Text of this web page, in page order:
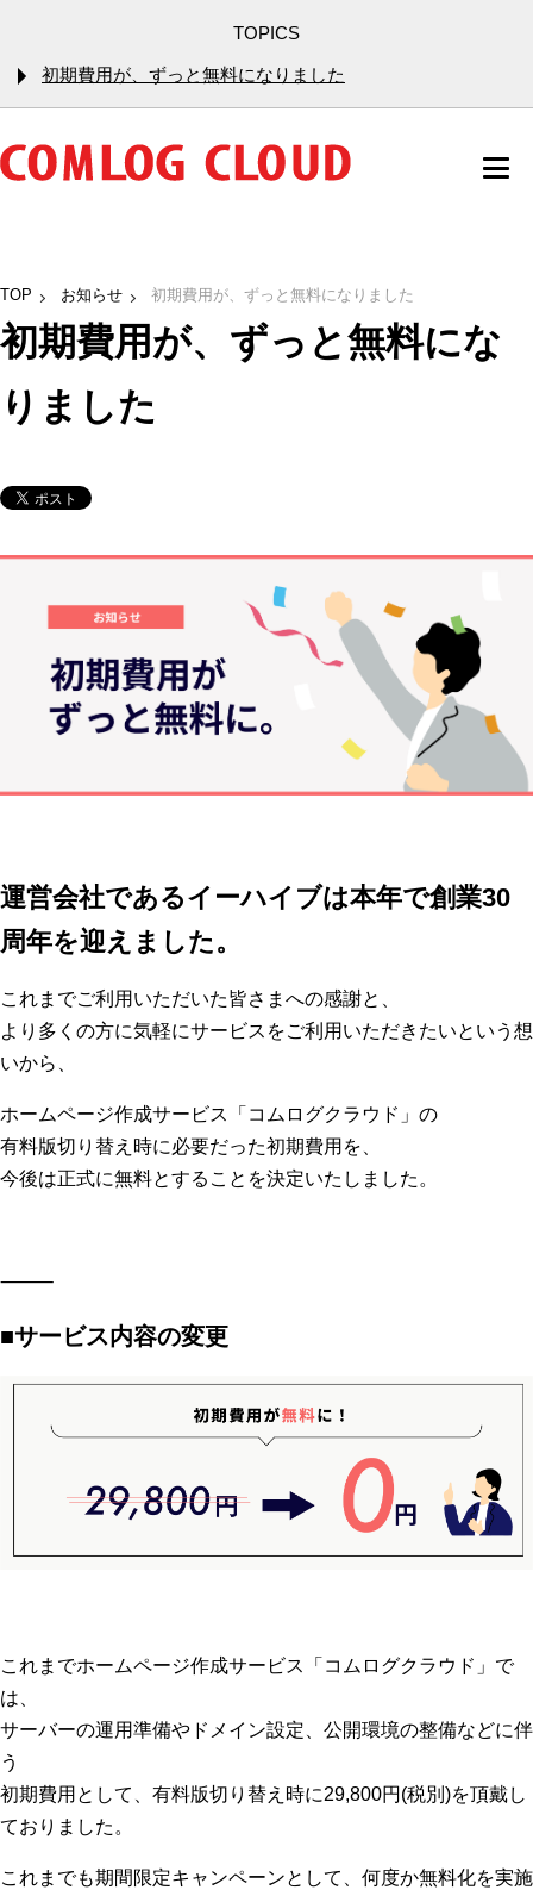
TOPICS
初期費用が、ずっと無料になりました
TOP お知らせ 初期費用が、ずっと無料になりました
初期費用が、ずっと無料にな
りました
運営会社であるイーハイブは本年で創業30
周年を迎えました。
これまでご利用いただいた皆さまへの感謝と、
より多くの方に気軽にサービスをご利用いただきたいという想
いから、
ホームページ作成サービス「コムログクラウド」の
有料版切り替え時に必要だった初期費用を、
今後は正式に無料とすることを決定いたしました。
⸻
■サービス内容の変更
これまでホームページ作成サービス「コムログクラウド」で
は、
サーバーの運用準備やドメイン設定、公開環境の整備などに伴
う
初期費用として、有料版切り替え時に29,800円(税別)を頂戴し
ておりました。
これまでも期間限定キャンペーンとして、何度か無料化を実施